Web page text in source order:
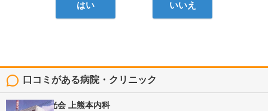
はい いいえ
口コミがある病院・クリニック
医療法人陽光会 上熊本内科